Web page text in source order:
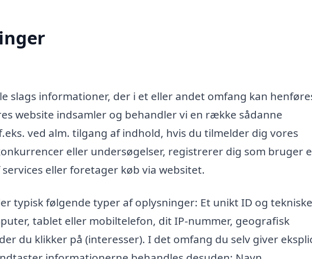
slags informationer, der i et eller andet omfang kan
website indsamler og behandler vi en række sådanne
ved alm. tilgang af indhold, hvis du tilmelder dig vores
eller undersøgelser, registrerer dig som bruger
eller foretager køb via websitet.
typisk følgende typer af oplysninger: Et unikt ID og tekniske
tablet eller mobiltelefon, dit IP-nummer, geografisk
du klikker på (interesser). I det omfang du selv giver